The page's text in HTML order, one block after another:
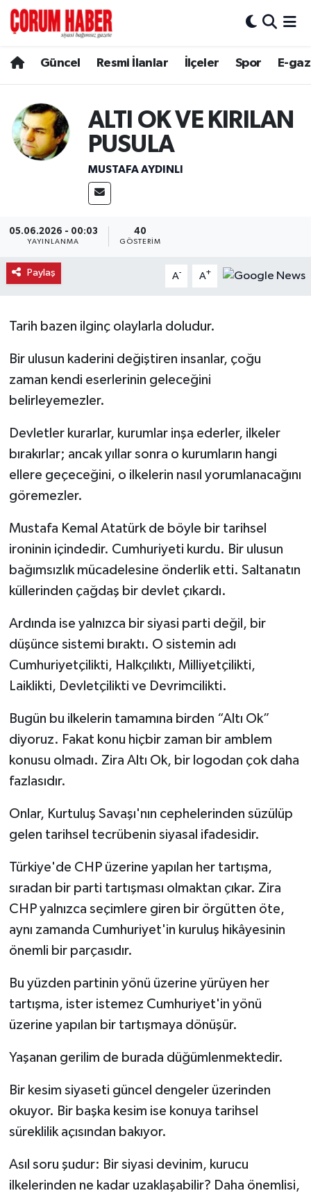
Güncel Resmi İlanlar İlçeler Spor E-
ALTI OK VE KIRILAN
PUSULA
MUSTAFA AYDINLI
05.06.2026 - 00:03
YAYINLANMA
40
GÖSTERIM
Paylaş A- A+
Tarih bazen ilginç olaylarla doludur.
Bir ulusun kaderini değiştiren insanlar, çoğu
zaman kendi eserlerinin geleceğini
belirleyemezler.
Devletler kurarlar, kurumlar inşa ederler, ilkeler
bırakırlar; ancak yıllar sonra o kurumların hangi
ellere geçeceğini, o ilkelerin nasıl yorumlanacağını
göremezler.
Mustafa Kemal Atatürk de böyle bir tarihsel
ironinin içindedir. Cumhuriyeti kurdu. Bir ulusun
bağımsızlık mücadelesine önderlik etti. Saltanatın
küllerinden çağdaş bir devlet çıkardı.
Ardında ise yalnızca bir siyasi parti değil, bir
düşünce sistemi bıraktı. O sistemin adı
Cumhuriyetçilikti, Halkçılıktı, Milliyetçilikti,
Laiklikti, Devletçilikti ve Devrimcilikti.
Bugün bu ilkelerin tamamına birden “Altı Ok”
diyoruz. Fakat konu hiçbir zaman bir amblem
konusu olmadı. Zira Altı Ok, bir logodan çok daha
fazlasıdır.
Onlar, Kurtuluş Savaşı'nın cephelerinden süzülüp
gelen tarihsel tecrübenin siyasal ifadesidir.
Türkiye'de CHP üzerine yapılan her tartışma,
sıradan bir parti tartışması olmaktan çıkar. Zira
CHP yalnızca seçimlere giren bir örgütten öte,
aynı zamanda Cumhuriyet'in kuruluş hikâyesinin
önemli bir parçasıdır.
Bu yüzden partinin yönü üzerine yürüyen her
tartışma, ister istemez Cumhuriyet'in yönü
üzerine yapılan bir tartışmaya dönüşür.
Yaşanan gerilim de burada düğümlenmektedir.
Bir kesim siyaseti güncel dengeler üzerinden
okuyor. Bir başka kesim ise konuya tarihsel
süreklilik açısından bakıyor.
Asıl soru şudur: Bir siyasi devinim, kurucu
ilkelerinden ne kadar uzaklaşabilir? Daha önemlisi,
Spor
Resmi İlanlar
Alaca
Boğazkale
Dodurga
Mecitözü
Ortaköy
Sungurlu
Uğurludağ
Sağlık
Hava Durumu
Çorum Namaz Vakitleri
Trafik Durumu
Süper Lig Puan Durumu ve Fikstür
Tüm Manşetler
Son Dakika Haberleri